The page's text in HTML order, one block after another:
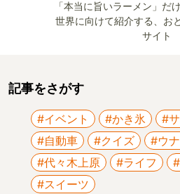
「本当に旨いラーメン」だ
世界に向けて紹介する、お
サイト
記事をさがす
#イベント #かき氷 #
#自動車
#クイズ #ウ
#代々木上原
#ライフ
#スイーツ